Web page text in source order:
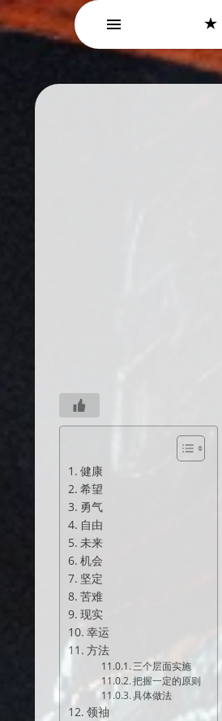
健康
希望
勇气
自由
未来
机会
坚定
苦难
现实
幸运
方法
三个层面实施
把握一定的原则
具体做法
领袖